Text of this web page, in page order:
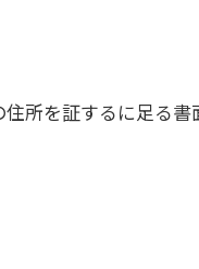
住所を証するに足る書